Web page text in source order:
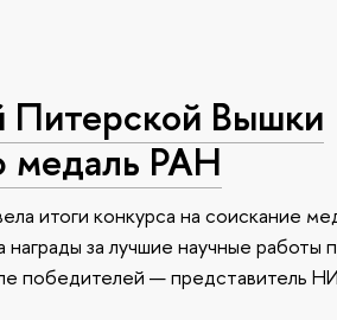
Вышки
медаль РАН
итоги конкурса на соискание
за лучшие научные работы
победителей — представитель